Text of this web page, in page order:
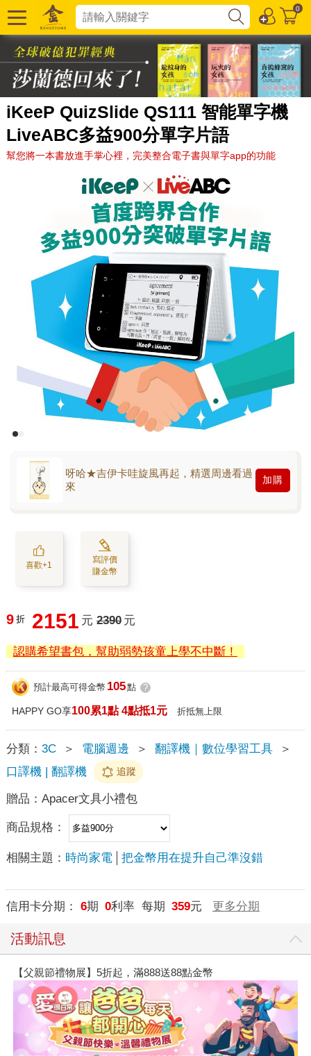
0
iKeeP QuizSlide QS111 智能單字機
LiveABC多益900分單字片語
幫您將一本書放進手掌心裡，完美整合電子書與單字app的功能
呀哈★吉伊卡哇旋風再起，精選周邊看過
來
加購
喜歡+1
寫評價
賺金幣
9 折 2151 元 2390 元
認購希望書包，幫助弱勢孩童上學不中斷！
預計最高可得金幣 105點 ?
HAPPY GO享100累1點 4點抵1元 折抵無上限
分類： 3C ＞ 電腦週邊 ＞ 翻譯機｜數位學習工具
＞
口譯機 | 翻譯機
追蹤
贈品： Apacer文具小禮包
商品規格：
相關主題： 時尚家電 把金幣用在提升自己準沒錯
信用卡分期： 6期 0利率 每期 359元 更多分期
活動訊息
【父親節禮物展】5折起，滿888送88點金幣